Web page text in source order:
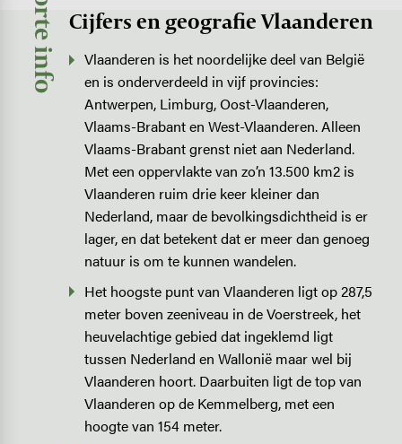
Korte info Cijfers en geografie Vlaanderen
Vlaanderen is het noordelijke deel van België
en is onderverdeeld in vijf provincies:
Antwerpen, Limburg, Oost-Vlaanderen,
Vlaams-Brabant en West-Vlaanderen. Alleen
Vlaams-Brabant grenst niet aan Nederland.
Met een oppervlakte van zo’n 13.500 km2 is
Vlaanderen ruim drie keer kleiner dan
Nederland, maar de bevolkingsdichtheid is er
lager, en dat betekent dat er meer dan genoeg
natuur is om te kunnen wandelen.
Het hoogste punt van Vlaanderen ligt op 287,5
meter boven zeeniveau in de Voerstreek, het
heuvelachtige gebied dat ingeklemd ligt
tussen Nederland en Wallonië maar wel bij
Vlaanderen hoort. Daarbuiten ligt de top van
Vlaanderen op de Kemmelberg, met een
hoogte van 154 meter.